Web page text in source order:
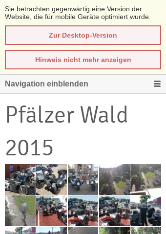
Sie betrachten gegenwärtig eine Version der
Website, die für mobile Geräte optimiert wurde.
Zur Desktop-Version
Hinweis nicht mehr anzeigen
Navigation einblenden
Pfälzer Wald
2015